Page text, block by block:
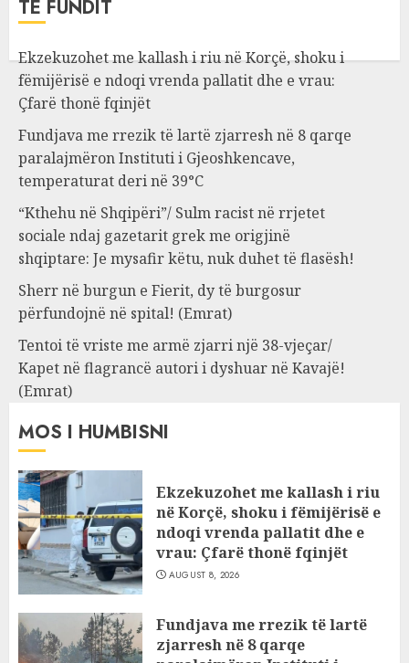
TË FUNDIT
Ekzekuzohet me kallash i riu në Korçë, shoku i
fëmijërisë e ndoqi vrenda pallatit dhe e vrau:
Çfarë thonë fqinjët
Fundjava me rrezik të lartë zjarresh në 8 qarqe
paralajmëron Instituti i Gjeoshkencave,
temperaturat deri në 39°C
“Kthehu në Shqipëri”/ Sulm racist në rrjetet
sociale ndaj gazetarit grek me origjinë
shqiptare: Je mysafir këtu, nuk duhet të flasësh!
Sherr në burgun e Fierit, dy të burgosur
përfundojnë në spital! (Emrat)
Tentoi të vriste me armë zjarri një 38-vjeçar/
Kapet në flagrancë autori i dyshuar në Kavajë!
(Emrat)
MOS I HUMBISNI
Ekzekuzohet me kallash i riu
në Korçë, shoku i fëmijërisë e
ndoqi vrenda pallatit dhe e
vrau: Çfarë thonë fqinjët
AUGUST 8, 2026
Fundjava me rrezik të lartë
zjarresh në 8 qarqe